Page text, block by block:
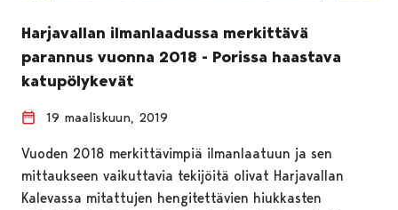
Harjavallan ilmanlaadussa merkittävä
parannus vuonna 2018 - Porissa haastava
katupölykevät
19 maaliskuun, 2019
Vuoden 2018 merkittävimpiä ilmanlaatuun ja sen
mittaukseen vaikuttavia tekijöitä olivat Harjavallan
Kalevassa mitattujen hengitettävien hiukkasten